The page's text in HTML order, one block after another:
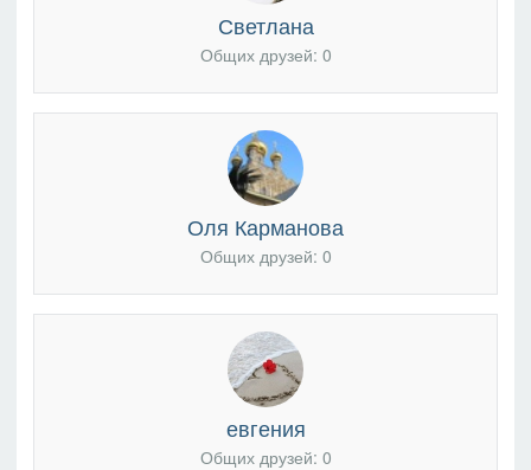
Светлана
Общих друзей: 0
Оля Карманова
Общих друзей: 0
евгения
Общих друзей: 0